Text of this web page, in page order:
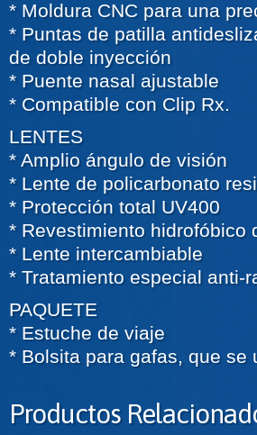
* Moldura CNC para una
* Puntas de patilla
de doble inyección
* Puente nasal ajustable
* Compatible con Clip Rx.
LENTES
* Amplio ángulo de visión
* Lente de policarbonato
* Protección total UV400
* Revestimiento hidrofóbico
* Lente intercambiable
* Tratamiento especial anti-
PAQUETE
* Estuche de viaje
* Bolsita para gafas, que se
Productos